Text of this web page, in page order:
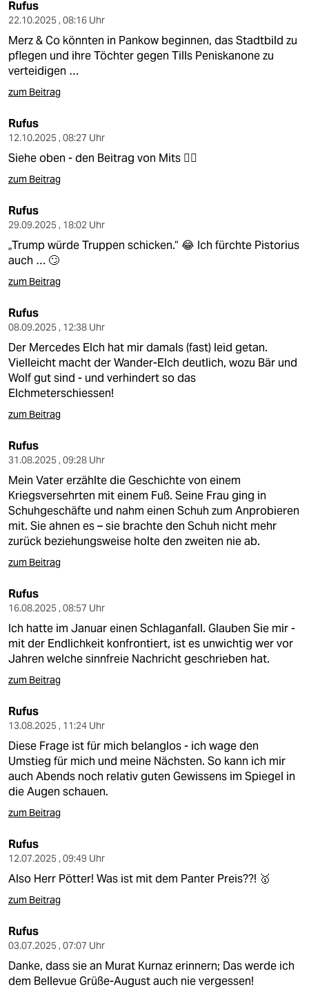
Rufus
22.10.2025 , 08:16 Uhr
Merz & Co könnten in Pankow beginnen, das Stadtbild zu
pflegen und ihre Töchter gegen Tills Peniskanone zu
verteidigen …
zum Beitrag
Rufus
12.10.2025 , 08:27 Uhr
Siehe oben - den Beitrag von Mits ☝🏽
zum Beitrag
Rufus
29.09.2025 , 18:02 Uhr
„Trump würde Truppen schicken.“ 😂 Ich fürchte Pistorius
auch … 🙄
zum Beitrag
Rufus
08.09.2025 , 12:38 Uhr
Der Mercedes Elch hat mir damals (fast) leid getan.
Vielleicht macht der Wander-Elch deutlich, wozu Bär und
Wolf gut sind - und verhindert so das
Elchmeterschiessen!
zum Beitrag
Rufus
31.08.2025 , 09:28 Uhr
Mein Vater erzählte die Geschichte von einem
Kriegsversehrten mit einem Fuß. Seine Frau ging in
Schuhgeschäfte und nahm einen Schuh zum Anprobieren
mit. Sie ahnen es – sie brachte den Schuh nicht mehr
zurück beziehungsweise holte den zweiten nie ab.
zum Beitrag
Rufus
16.08.2025 , 08:57 Uhr
Ich hatte im Januar einen Schlaganfall. Glauben Sie mir -
mit der Endlichkeit konfrontiert, ist es unwichtig wer vor
Jahren welche sinnfreie Nachricht geschrieben hat.
zum Beitrag
Rufus
13.08.2025 , 11:24 Uhr
Diese Frage ist für mich belanglos - ich wage den
Umstieg für mich und meine Nächsten. So kann ich mir
auch Abends noch relativ guten Gewissens im Spiegel in
die Augen schauen.
zum Beitrag
Rufus
12.07.2025 , 09:49 Uhr
Also Herr Pötter! Was ist mit dem Panter Preis??! 🥇
zum Beitrag
Rufus
03.07.2025 , 07:07 Uhr
Danke, dass sie an Murat Kurnaz erinnern; Das werde ich
dem Bellevue Grüße-August auch nie vergessen!